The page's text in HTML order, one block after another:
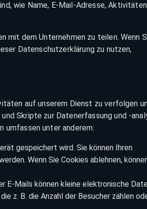
wie Name, E-Mail-Adresse, Aktivitäten
mit dem Unternehmen zu teilen. Wenn
Datenschutzerklärung zu nutzen,
auf unserem Dienst zu verfolgen
Skripte zur Datenerfassung und -
umfassen unter anderem:
gespeichert wird. Sie können Ihren
Wenn Sie Cookies ablehnen,
E-Mails können kleine elektronische
z. B. die Anzahl der Besucher zählen